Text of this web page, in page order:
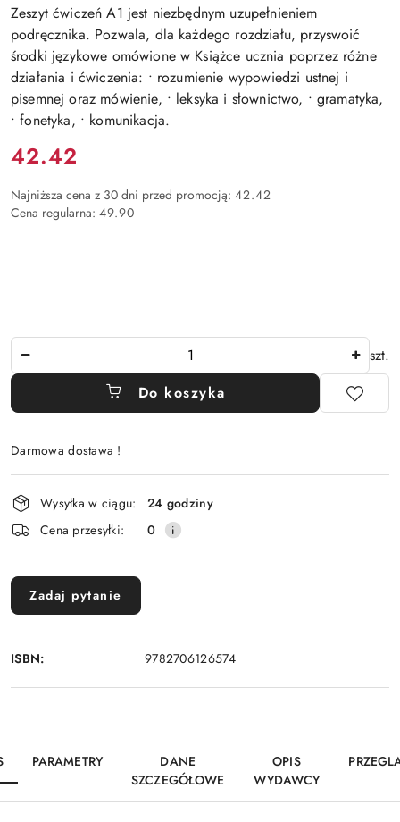
Zeszyt ćwiczeń A1 jest niezbędnym uzupełnieniem
podręcznika. Pozwala, dla każdego rozdziału, przyswoić
środki językowe omówione w Książce ucznia poprzez różne
działania i ćwiczenia: • rozumienie wypowiedzi ustnej i
pisemnej oraz mówienie, • leksyka i słownictwo, • gramatyka,
• fonetyka, • komunikacja.
Cena:
42.42
Najniższa cena z 30 dni przed promocją: 42.42
Cena regularna: 49.90
szt.
Do koszyka
Darmowa dostawa !
Dostępność
i
dostawa
Wysyłka w ciągu:
24 godziny
Cena przesyłki:
0
Zadaj pytanie
ISBN: 9782706126574
PARAMETRY
DANE
SZCZEGÓŁOWE
OPIS
WYDAWCY